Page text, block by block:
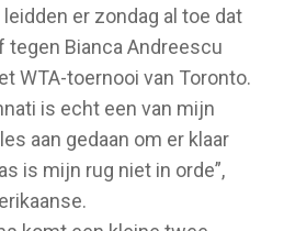
er zondag al toe dat
tegen Bianca Andreescu
WTA-toernooi van Toronto.
is echt een van mijn
aan gedaan om er klaar
is mijn rug niet in orde”,